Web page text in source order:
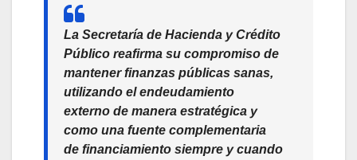
La Secretaría de Hacienda y Crédito
Público reafirma su compromiso de
mantener finanzas públicas sanas,
utilizando el endeudamiento
externo de manera estratégica y
como una fuente complementaria
de financiamiento siempre y cuando